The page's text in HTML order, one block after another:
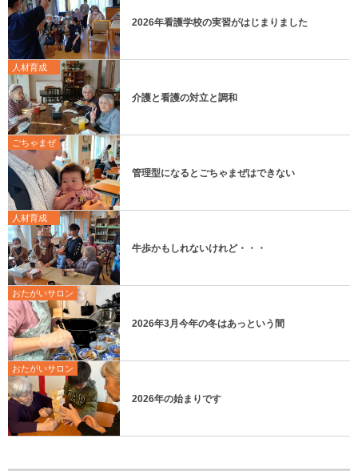
2026年看護学校の実習がはじまりました
人材育成
介護と看護の対立と調和
ごちゃまぜ
管理型になるとごちゃまぜはできない
人材育成
牛歩かもしれないけれど・・・
おたがいサロン
2026年3月今年の冬はあっという間
おたがいサロン
2026年の始まりです